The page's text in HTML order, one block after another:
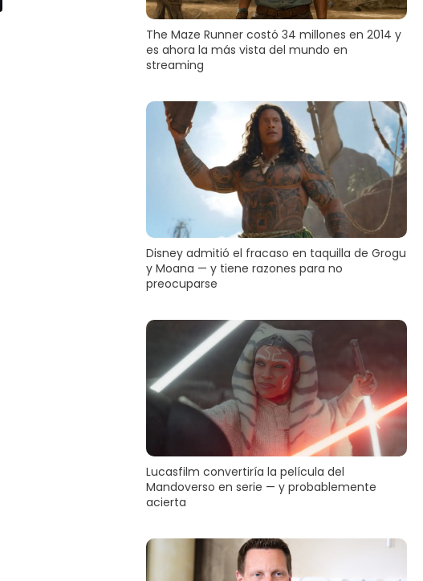
The Maze Runner costó 34 millones en 2014 y
es ahora la más vista del mundo en
streaming
Disney admitió el fracaso en taquilla de Grogu
y Moana — y tiene razones para no
preocuparse
Lucasfilm convertiría la película del
Mandoverso en serie — y probablemente
acierta